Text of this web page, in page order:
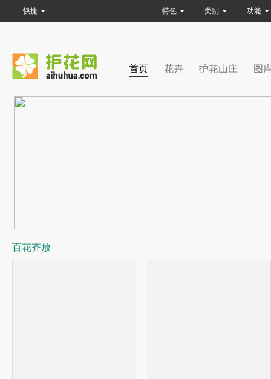
首页 花卉 护花山庄 图
百花齐放
快捷 特色 类别 功能